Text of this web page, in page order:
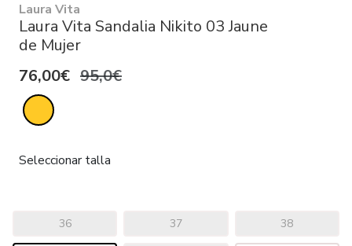
Laura Vita
Laura Vita Sandalia Nikito 03 Jaune
de Mujer
76,00€ 95,0€
Seleccionar talla
36 37 38